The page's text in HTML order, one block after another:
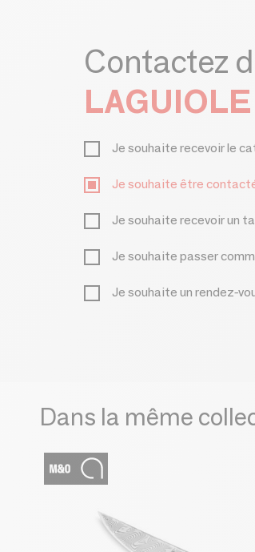
Contactez
Je souhaite recevoir le
Je souhaite être
Je souhaite recevoir un
Je souhaite passer
Je souhaite un rendez-
Dans la même